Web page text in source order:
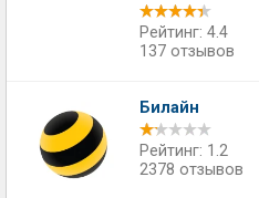
Рейтинг: 4.4
137 отзывов
Билайн
Рейтинг: 1.2
2378 отзывов